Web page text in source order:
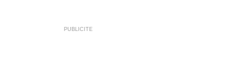
PUBLICITE